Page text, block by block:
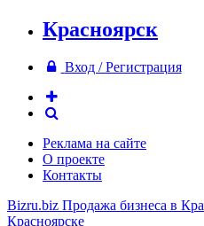
Красноярск
Вход / Регистрация
Реклама на сайте
О проекте
Контакты
Bizru.biz Продажа бизнеса в
Красноярске